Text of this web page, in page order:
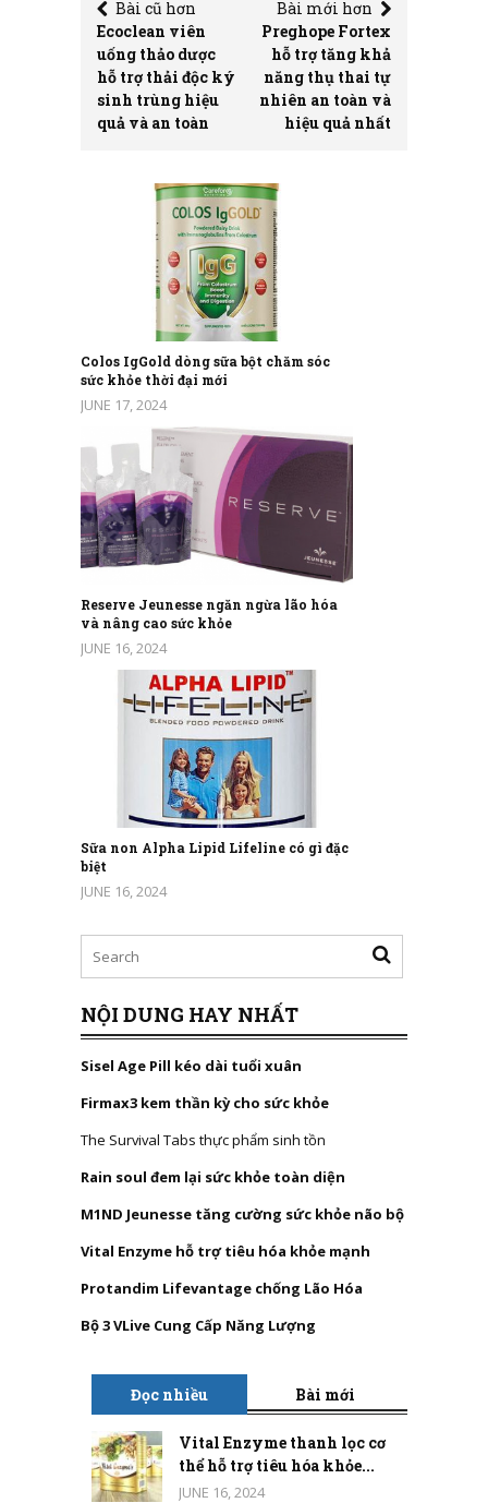
Bài cũ hơn
Ecoclean viên
uống thảo dược
hỗ trợ thải độc ký
sinh trùng hiệu
quả và an toàn
Bài mới hơn
Preghope Fortex
hỗ trợ tăng khả
năng thụ thai tự
nhiên an toàn và
hiệu quả nhất
Colos IgGold dòng sữa bột chăm sóc
sức khỏe thời đại mới
JUNE 17, 2024
Reserve Jeunesse ngăn ngừa lão hóa
và nâng cao sức khỏe
JUNE 16, 2024
Sữa non Alpha Lipid Lifeline có gì đặc
biệt
JUNE 16, 2024
NỘI DUNG HAY NHẤT
Sisel Age Pill kéo dài tuổi xuân
Firmax3 kem thần kỳ cho sức khỏe
The Survival Tabs thực phẩm sinh tồn
Rain soul đem lại sức khỏe toàn diện
M1ND Jeunesse tăng cường sức khỏe não bộ
Vital Enzyme hỗ trợ tiêu hóa khỏe mạnh
Protandim Lifevantage chống Lão Hóa
Bộ 3 VLive Cung Cấp Năng Lượng
Đọc nhiều Bài mới
Vital Enzyme thanh lọc cơ
thể hỗ trợ tiêu hóa khỏe...
JUNE 16, 2024